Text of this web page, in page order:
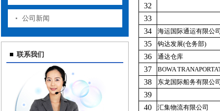
公司新闻
联系我们
32
33
34
海运国际通运有限公
35 钩达发展(仓务部)
36 通达仓库
37 BOWA
38 东龙国际船务有限公
39
40
汇集物流有限公司